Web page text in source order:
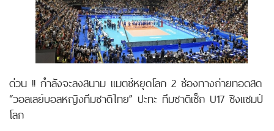
ด่วน !! กำลังจะลงสนาม แมตช์หยุดโลก 2 ช่องทางถ่ายทอดสด
“วอลเลย์บอลหญิงทีมชาติไทย” ปะทะ ทีมชาติเช็ก U17 ชิงแชมป์
โลก